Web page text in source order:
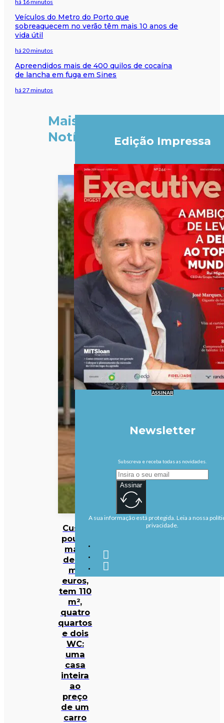
há 16 minutos
Veículos do Metro do Porto que
sobreaquecem no verão têm mais 10 anos de
vida útil
há 20 minutos
Apreendidos mais de 400 quilos de cocaína
de lancha em fuga em Sines
há 27 minutos
Mais
Notícias
Custa
pouco
mais
de 30
mil
euros,
tem 110
m²,
quatro
quartos
e dois
WC:
uma
casa
inteira
ao
preço
de um
carro
Edição Impressa
ASSINAR
Newsletter
Subscreva e receba todas as novidades.
Assinar
A sua informação está protegida. Leia a nossa
privacidade.